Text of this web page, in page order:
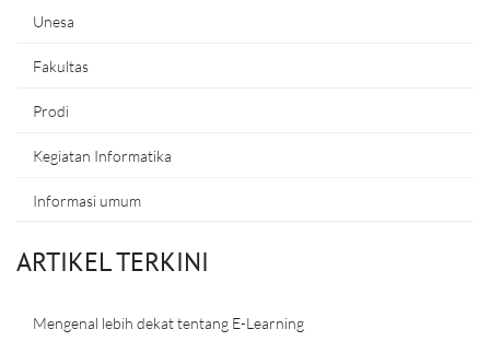
Unesa
Fakultas
Prodi
Kegiatan Informatika
Informasi umum
ARTIKEL TERKINI
Mengenal lebih dekat tentang E-Learning